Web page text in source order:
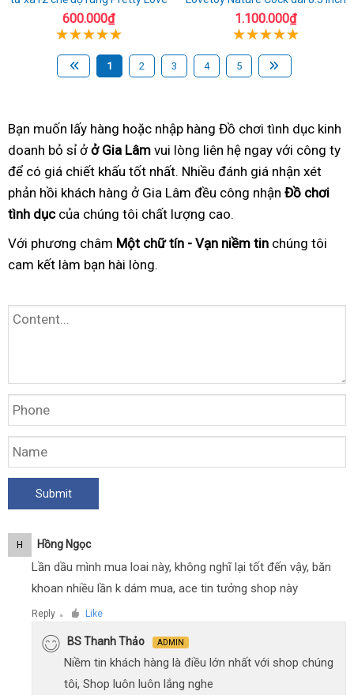
600.000₫ 1.100.000₫
1 2 3 4 5
Bạn muốn lấy hàng hoặc nhập hàng Đồ chơi tình dục kinh
doanh bỏ sỉ ở ở Gia Lâm vui lòng liên hệ ngay với công ty
để có giá chiết khấu tốt nhất. Nhiều đánh giá nhận xét
phản hồi khách hàng ở Gia Lâm đều công nhận Đồ chơi
tình dụccủa chúng tôi chất lượng cao.
Với phương châm Một chữ tín - Vạn niềm tin chúng tôi
cam kết làm bạn hài lòng.
H Hồng Ngọc
Lần dầu mình mua loai này, không nghĩ lại tốt đến vậy, băn
khoan nhiều lần k dám mua, ace tin tưởng shop này
Reply ● Like
BS Thanh Thảo ADMIN
Niềm tin khách hàng là điều lớn nhất với shop chúng
tôi, Shop luôn luôn lắng nghe